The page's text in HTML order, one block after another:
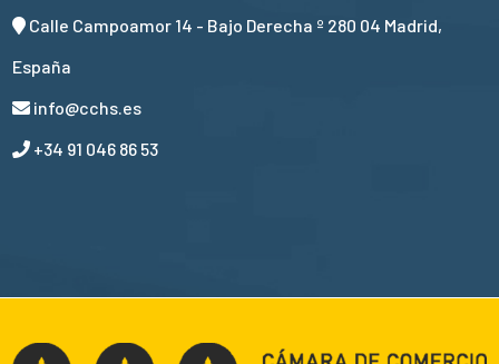
Calle Campoamor 14 - Bajo Derecha º 280 04 Madrid,
España
info@cchs.es
+34 91 046 86 53